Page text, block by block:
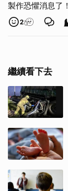
製作恐懼消息了！
2
繼續看下去